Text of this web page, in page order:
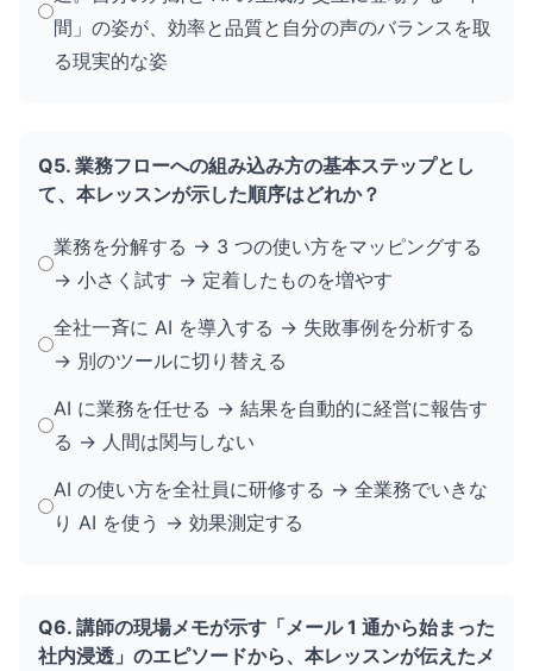
間」の姿が、効率と品質と自分の声のバランスを取
る現実的な姿
Q5. 業務フローへの組み込み方の基本ステップとし
て、本レッスンが示した順序はどれか？
業務を分解する → 3 つの使い方をマッピングする
→ 小さく試す → 定着したものを増やす
全社一斉に AI を導入する → 失敗事例を分析する
→ 別のツールに切り替える
AI に業務を任せる → 結果を自動的に経営に報告す
る → 人間は関与しない
AI の使い方を全社員に研修する → 全業務でいきな
り AI を使う → 効果測定する
Q6. 講師の現場メモが示す「メール 1 通から始まった
社内浸透」のエピソードから、本レッスンが伝えたメ